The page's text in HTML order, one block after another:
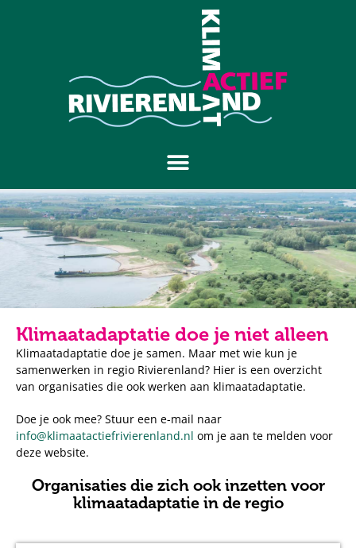
Klimaatadaptatie doe je niet alleen
Klimaatadaptatie doe je samen. Maar met wie kun je
samenwerken in regio Rivierenland? Hier is een overzicht
van organisaties die ook werken aan klimaatadaptatie.
Doe je ook mee? Stuur een e-mail naar
info@klimaatactiefrivierenland.nl om je aan te melden voor
deze website.
Organisaties die zich ook inzetten voor
klimaatadaptatie in de regio